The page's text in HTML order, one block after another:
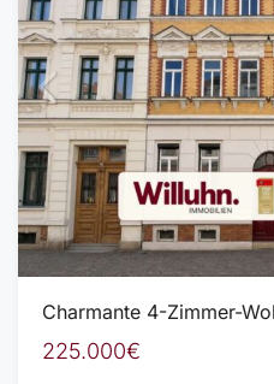
225.000€